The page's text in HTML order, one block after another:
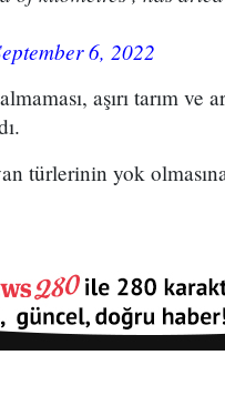
6, 2022
aşırı tarım ve
türlerinin yok